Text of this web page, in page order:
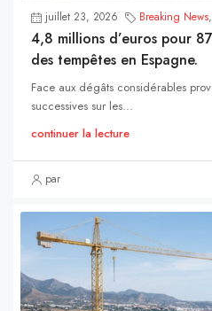
juillet 23, 2026 Breaking News,
4,8 millions d’euros pour
des tempêtes en Espagne.
Face aux dégâts considérables
successives sur les...
continuer la lecture
par